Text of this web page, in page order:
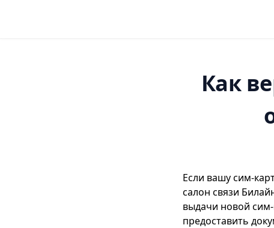
Как
Если вашу сим-
салон связи
выдачи новой
предоставить